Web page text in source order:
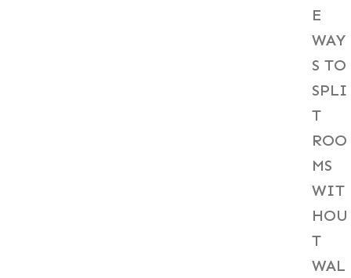
E
WAY
S TO
SPLI
T
ROO
MS
WIT
HOU
T
WAL